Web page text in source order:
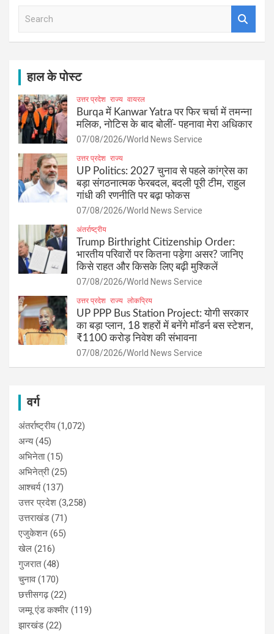
हाल के पोस्ट
उत्तर प्रदेश राज्य वायरल
Burqa में Kanwar Yatra पर फिर चर्चा में तमन्ना
मलिक, नोटिस के बाद बोलीं- पहनावा मेरा अधिकार
07/08/2026 World News Service
उत्तर प्रदेश राज्य
UP Politics: 2027 चुनाव से पहले कांग्रेस का
बड़ा संगठनात्मक फेरबदल, बदली पूरी टीम, राहुल
गांधी की रणनीति पर बढ़ा फोकस
07/08/2026 World News Service
अंतर्राष्ट्रीय
Trump Birthright Citizenship Order:
भारतीय परिवारों पर कितना पड़ेगा असर? जानिए
किसे राहत और किसके लिए बढ़ी मुश्किलें
07/08/2026 World News Service
उत्तर प्रदेश राज्य लोकप्रिय
UP PPP Bus Station Project: योगी सरकार
का बड़ा प्लान, 18 शहरों में बनेंगे मॉडर्न बस स्टेशन,
₹1100 करोड़ निवेश की संभावना
07/08/2026 World News Service
वर्ग
अंतर्राष्ट्रीय(1,072)
अन्य(45)
अभिनेता(15)
अभिनेत्री(25)
आश्चर्य(137)
उत्तर प्रदेश (3,258)
उत्तराखंड(71)
एजुकेशन (65)
खेल (216)
गुजरात(48)
चुनाव(170)
छत्तीसगढ़(22)
जम्मू एंड कश्मीर (119)
झारखंड(22)